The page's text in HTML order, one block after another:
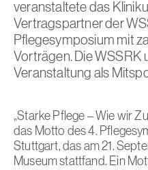
veranstaltete das
Vertragspartner der
Pflegesymposium mit
Vorträgen. Die WSSRK
Veranstaltung als
„Starke Pflege – Wie wir
das Motto des 4.
Stuttgart, das am 21.
Museum stattfand. Ein